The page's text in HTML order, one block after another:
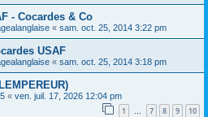
- Cocardes & Co
« sam. oct. 25, 2014 3:22 pm
USAF
« sam. oct. 25, 2014 3:18 pm
« ven. juil. 17, 2026 12:04 pm
1 … 7 8 9 10